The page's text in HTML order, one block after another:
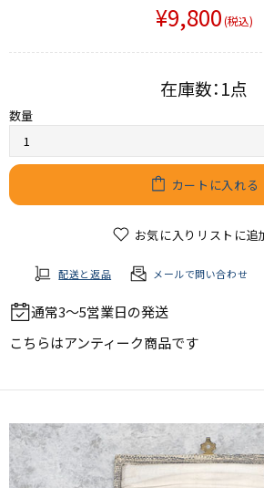
¥9,800(税込)
在庫数：1点
数量
カートに入れる
お気に入りリストに追
配送と返品 メールで問い合わせ
通常3～5営業日の発送
こちらはアンティーク商品です